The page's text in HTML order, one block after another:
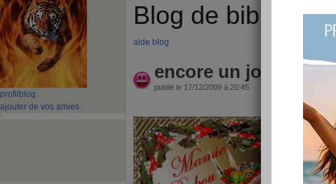
profil blog
ajouter de vos amies
Blog de bibi971
aide blog
encore un jour et
publié le 17/12/2009 à 20:45